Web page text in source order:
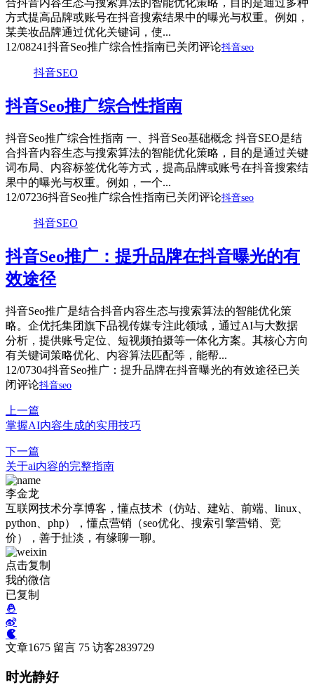
合抖音内容生态与搜索算法的智能优化策略，目的是通过多种
方式提高品牌或账号在抖音搜索结果中的曝光与权重。例如，
某美妆品牌通过优化关键词，使...
12/08241抖音Seo推广综合性指南已关闭评论抖音seo
抖音SEO
抖音Seo推广综合性指南
抖音Seo推广综合性指南 一、抖音Seo基础概念 抖音SEO是结
合抖音内容生态与搜索算法的智能优化策略，目的是通过关键
词布局、内容标签优化等方式，提高品牌或账号在抖音搜索结
果中的曝光与权重。例如，一个...
12/07236抖音Seo推广综合性指南已关闭评论抖音seo
抖音SEO
抖音Seo推广：提升品牌在抖音曝光的有
效途径
抖音Seo推广是结合抖音内容生态与搜索算法的智能优化策
略。企优托集团旗下品视传媒专注此领域，通过AI与大数据
分析，提供账号定位、短视频拍摄等一体化方案。其核心方向
有关键词策略优化、内容算法匹配等，能帮...
12/07304抖音Seo推广：提升品牌在抖音曝光的有效途径已关
闭评论抖音seo
上一篇
掌握AI内容生成的实用技巧
下一篇
关于ai内容的完整指南
李金龙
互联网技术分享博客，懂点技术（仿站、建站、前端、linux、
python、php），懂点营销（seo优化、搜索引擎营销、竞
价），善于扯淡，有缘聊一聊。
点击复制
我的微信
已复制
文章1675 留言 75 访客2839729
时光静好